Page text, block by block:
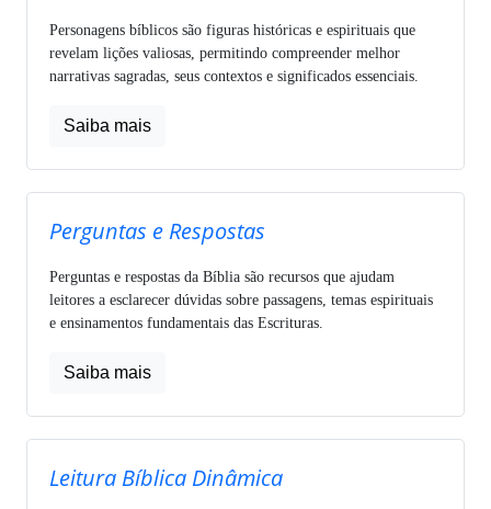
Personagens bíblicos são figuras históricas e espirituais que
revelam lições valiosas, permitindo compreender melhor
narrativas sagradas, seus contextos e significados essenciais.
Saiba mais
Perguntas e Respostas
Perguntas e respostas da Bíblia são recursos que ajudam
leitores a esclarecer dúvidas sobre passagens, temas espirituais
e ensinamentos fundamentais das Escrituras.
Saiba mais
Leitura Bíblica Dinâmica